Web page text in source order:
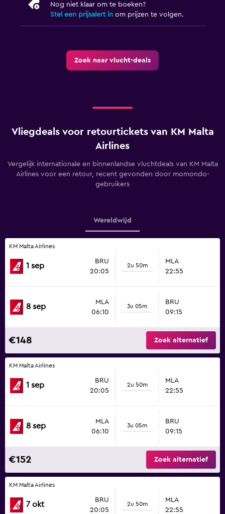
Nog niet klaar om te boeken?
Stel een prijsalert in om prijzen te volgen.
Zoek naar vlucht-deals
Vliegdeals voor retourtickets van KM Malta
Airlines
Vergelijk internationale en binnenlandse vluchtdeals van KM Malta
Airlines voor een retour, recent gevonden door momondo-
gebruikers
Wereldwijd
KM Malta Airlines
1 sep
BRU
20:05
2u 50m
MLA
22:55
8 sep
MLA
06:10
3u 05m
BRU
09:15
€148 Zoek alternatief
KM Malta Airlines
1 sep
BRU
20:05
2u 50m
MLA
22:55
8 sep
MLA
06:10
3u 05m
BRU
09:15
€152 Zoek alternatief
KM Malta Airlines
7 okt
BRU
20:05
2u 50m
MLA
22:55